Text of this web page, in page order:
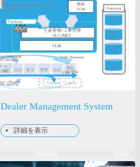
Dealer Management System
넷 詳細を表示